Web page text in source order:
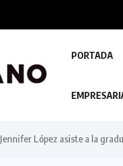
PORTADA
Jennifer López asiste a la